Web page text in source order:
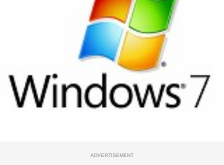
ADVERTISEMENT